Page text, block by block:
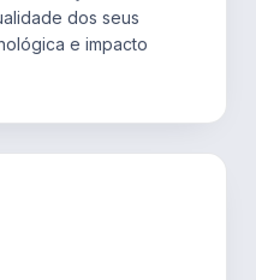
dos seus
e impacto